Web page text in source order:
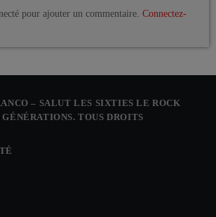
pour ajouter un commentaire. Connectez-
– SALUT LES SIXTIES LE ROCK
TOUS DROITS